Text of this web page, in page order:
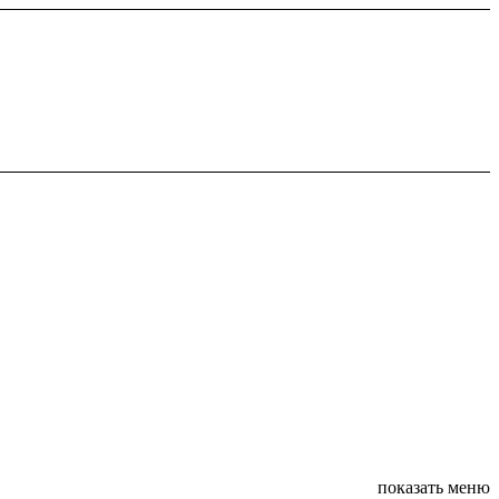
показать меню